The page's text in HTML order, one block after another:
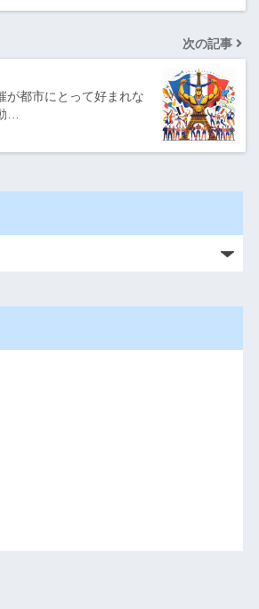
次の記事
が都市にとって好まれな
…